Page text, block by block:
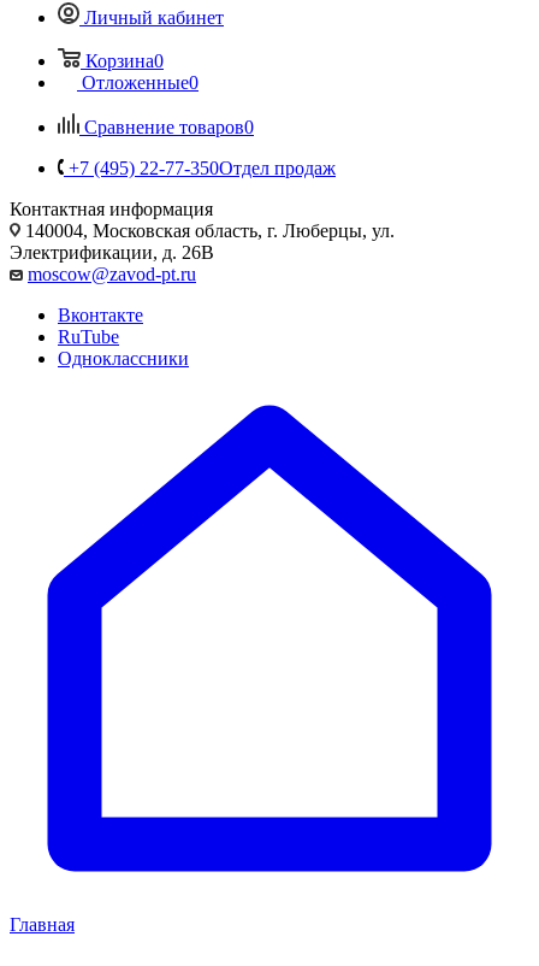
Личный кабинет
Корзина0
Отложенные0
Сравнение товаров0
+7 (495) 22-77-350Отдел продаж
Контактная информация
140004, Московская область, г. Люберцы, ул.
Электрификации, д. 26В
moscow@zavod-pt.ru
Вконтакте
RuTube
Одноклассники
Главная